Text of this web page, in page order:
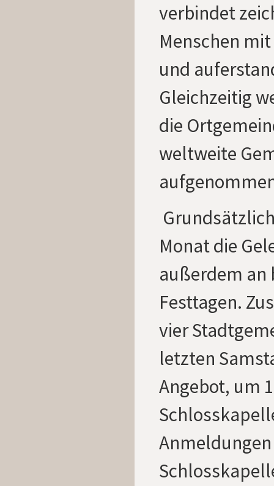
verbindet
Menschen
und
Gleichzeitig
die
weltweite
G
Monat die
außerdem an
Festtagen.
vier
letzten
Angebot, um